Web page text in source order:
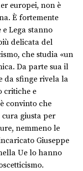
europei, non è
È fortemente
Lega stanno
delicata del
che studia «un
Da parte sua il
da sfinge rivela la
critiche e
convinto che
cura giusta per
nemmeno le
Giuseppe
Ue lo hanno